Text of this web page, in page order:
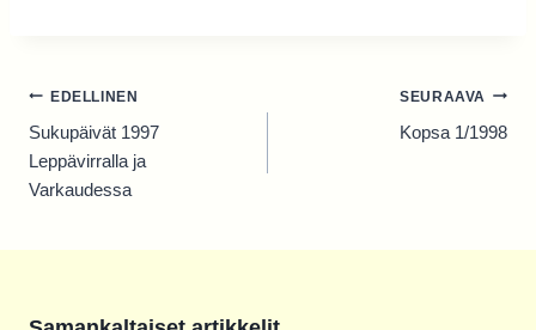
Artikkelien
selaus
EDELLINEN
Sukupäivät 1997
Leppävirralla ja
Varkaudessa
SEURAAVA
Kopsa 1/1998